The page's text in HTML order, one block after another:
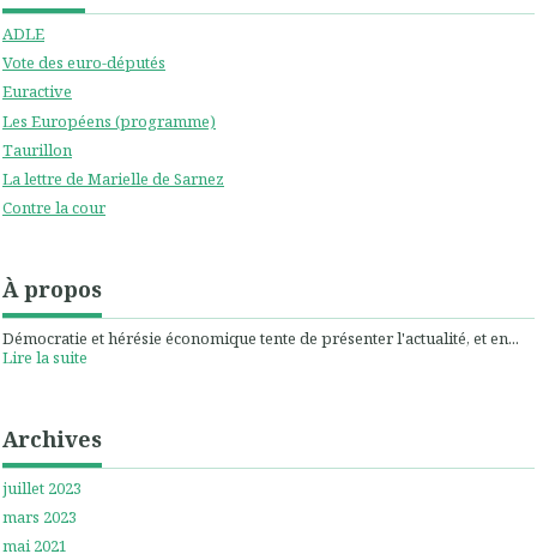
ADLE
Vote des euro-députés
Euractive
Les Européens (programme)
Taurillon
La lettre de Marielle de Sarnez
Contre la cour
À propos
Démocratie et hérésie économique tente de présenter l'actualité, et en...
Lire la suite
Archives
juillet 2023
mars 2023
mai 2021